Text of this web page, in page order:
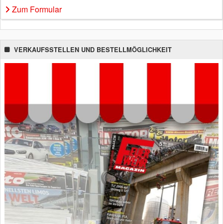
Zum Formular
VERKAUFSSTELLEN UND BESTELLMÖGLICHKEIT